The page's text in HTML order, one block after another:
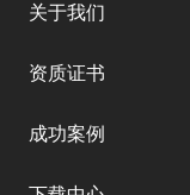
关于我们
资质证书
成功案例